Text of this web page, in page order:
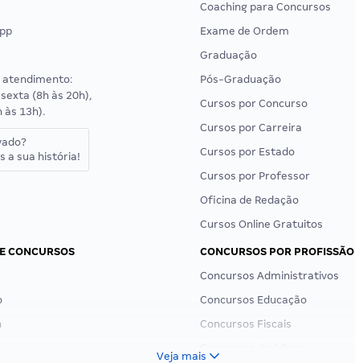
atendimento:
(8h às 20h),
às 13h).
a sua história!
Coaching para Concursos
Exame de Ordem
Graduação
Pós-Graduação
Cursos por Concurso
Cursos por Carreira
Cursos por Estado
Cursos por Professor
Oficina de Redação
Cursos Online Gratuitos
CONCURSOS
CONCURSOS POR PROFISSÃO
Concursos Administrativos
Concursos Educação
Concursos Fiscais
Veja mais